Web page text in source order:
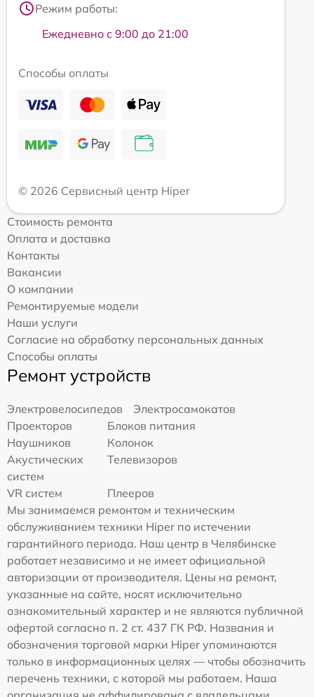
Режим работы:
Ежедневно с 9:00 до 21:00
Способы оплаты
© 2026 Сервисный центр Hiper
Стоимость ремонта
Оплата и доставка
Контакты
Вакансии
О компании
Ремонтируемые модели
Наши услуги
Согласие на обработку персональных данных
Способы оплаты
Ремонт устройств
Электровелосипедов
Электросамокатов
Проекторов
Блоков питания
Наушников
Колонок
Акустических
систем
Телевизоров
VR систем
Плееров
Мы занимаемся ремонтом и техническим
обслуживанием техники Hiper по истечении
гарантийного периода. Наш центр в Челябинске
работает независимо и не имеет официальной
авторизации от производителя. Цены на ремонт,
указанные на сайте, носят исключительно
ознакомительный характер и не являются публичной
офертой согласно п. 2 ст. 437 ГК РФ. Названия и
обозначения торговой марки Hiper упоминаются
только в информационных целях — чтобы обозначить
перечень техники, с которой мы работаем. Наша